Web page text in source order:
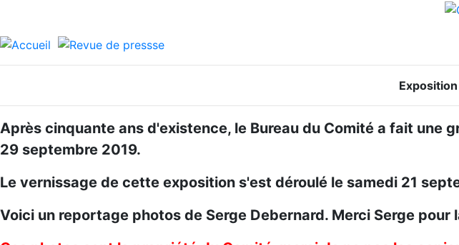
Après cinquante ans d'existence, le Bureau du Comité a fait une
29 septembre 2019.
Le vernissage de cette exposition s'est déroulé le samedi 21
Voici un reportage photos de Serge Debernard. Merci Serge pour